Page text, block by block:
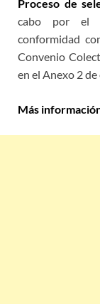
Proceso de
cabo por el
conformidad
Convenio
en el Anexo 2
Más